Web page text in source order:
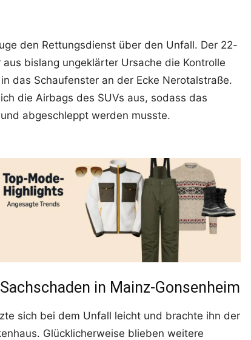
den Rettungsdienst über den Unfall. Der 22-
bislang ungeklärter Ursache die Kontrolle
das Schaufenster an der Ecke Nerotalstraße.
die Airbags des SUVs aus, sodass das
abgeschleppt werden musste.
in Mainz-Gonsenheim
sich bei dem Unfall leicht und brachte ihn der
Glücklicherweise blieben weitere